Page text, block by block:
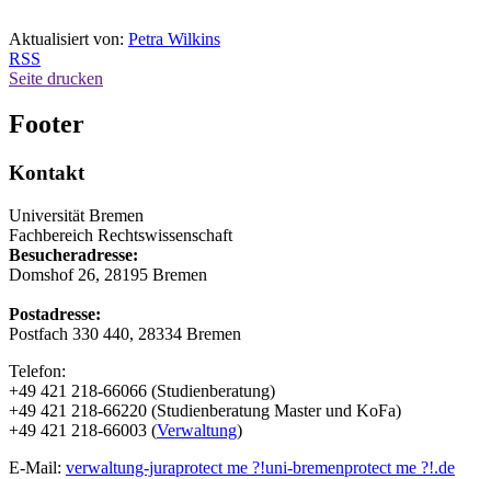
Aktualisiert von: Petra Wilkins
RSS
Seite drucken
Footer
Kontakt
Universität Bremen
Fachbereich Rechtswissenschaft
Besucheradresse:
Domshof 26, 28195 Bremen
Postadresse:
Postfach 330 440, 28334 Bremen
Telefon:
+49 421 218-66066 (Studienberatung)
+49 421 218-66220 (Studienberatung Master und KoFa)
+49 421 218-66003 (Verwaltung)
E-Mail: verwaltung-juraprotect me ?!uni-bremenprotect me ?!.de